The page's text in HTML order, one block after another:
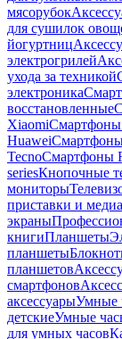
мясорубок
для сушилок
йогуртниц
электрогрилей
ухода за техникой
электроника
восстановленные
XiaomiСмартфоны
Huawei
TecnoСмартфоны
seriesКнопочные
мониторы
приставки и
экраны
книгиПланшеты
планшеты
планшетов
смартфонов
аксессуарыУмные
детскиеУмные
для умных часов